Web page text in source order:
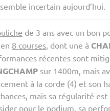
incertain aujourd’hui.
de 3 ans avec un bon
en 8 courses, dont une à
récentes sont
sur 1400m, mais
à la corde (4) et son
mais sa régularité est
pour le podium, sa